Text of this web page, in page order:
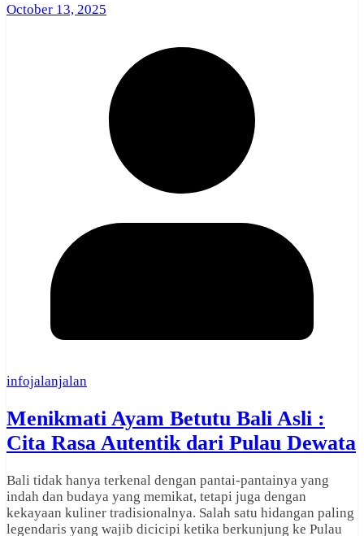
October 13, 2025
infojalanjalan
Menikmati Ayam Betutu Bali Asli :
Cita Rasa Autentik dari Pulau Dewata
Bali tidak hanya terkenal dengan pantai-pantainya yang
indah dan budaya yang memikat, tetapi juga dengan
kekayaan kuliner tradisionalnya. Salah satu hidangan paling
legendaris yang wajib dicicipi ketika berkunjung ke Pulau